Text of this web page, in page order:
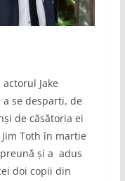
Jake
se desparti, de
de căsătoria ei
Toth în martie
și a adus
doi copii din